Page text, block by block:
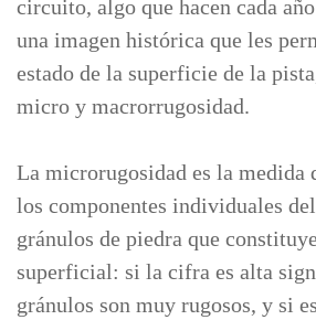
circuito, algo que hacen cada
una imagen histórica que les
estado de la superficie de la
micro y macrorrugosidad.
La microrugosidad es la medida
los componentes individuales
gránulos de piedra que
superficial: si la cifra es alta
gránulos son muy rugosos, y si